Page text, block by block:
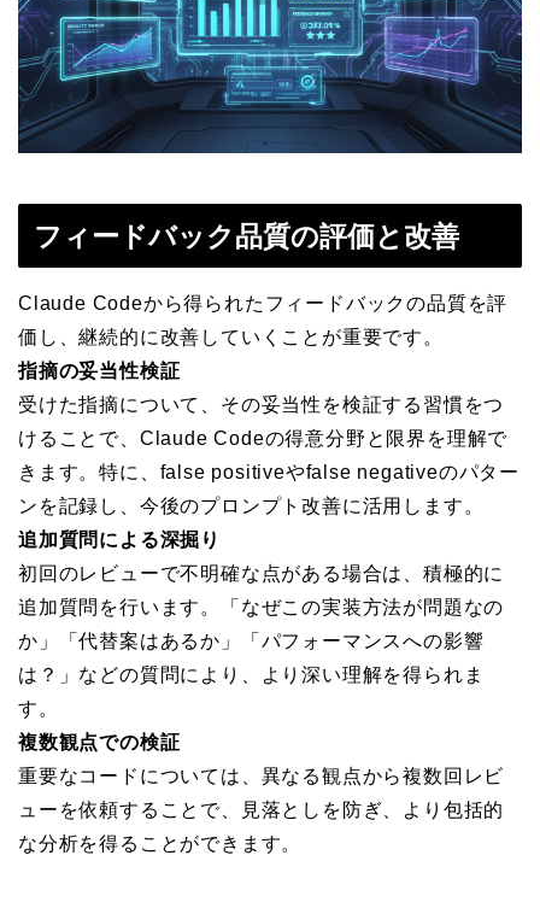
フィードバック品質の評価と改善
Claude Codeから得られたフィードバックの品質を評
価し、継続的に改善していくことが重要です。
指摘の妥当性検証
受けた指摘について、その妥当性を検証する習慣をつ
けることで、Claude Codeの得意分野と限界を理解で
きます。特に、false positiveやfalse negativeのパター
ンを記録し、今後のプロンプト改善に活用します。
追加質問による深掘り
初回のレビューで不明確な点がある場合は、積極的に
追加質問を行います。「なぜこの実装方法が問題なの
か」「代替案はあるか」「パフォーマンスへの影響
は？」などの質問により、より深い理解を得られま
す。
複数観点での検証
重要なコードについては、異なる観点から複数回レビ
ューを依頼することで、見落としを防ぎ、より包括的
な分析を得ることができます。